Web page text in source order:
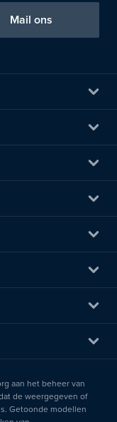
Mail ons
aan het beheer van
de weergegeven of
Getoonde modellen